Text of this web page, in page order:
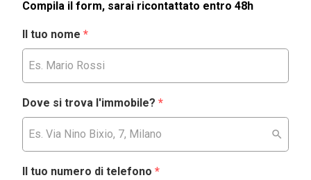
Compila il form, sarai ricontattato entro 48h
Il tuo nome *
Dove si trova l'immobile? *
Il tuo numero di telefono *